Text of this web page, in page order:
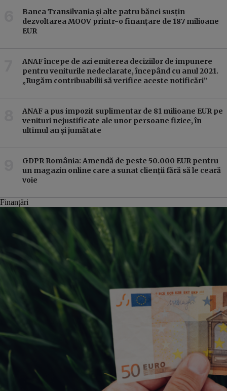
Banca Transilvania și alte patru bănci susțin
dezvoltarea MOOV printr-o finanțare de 187 milioane
EUR
ANAF începe de azi emiterea deciziilor de impunere
pentru veniturile nedeclarate, începând cu anul 2021.
„Rugăm contribuabilii să verifice aceste notificări”
ANAF a pus impozit suplimentar de 81 milioane EUR pe
venituri nejustificate ale unor persoane fizice, în
ultimul an și jumătate
GDPR România: Amendă de peste 50.000 EUR pentru
un magazin online care a sunat clienții fără să le ceară
voie
Finanțări